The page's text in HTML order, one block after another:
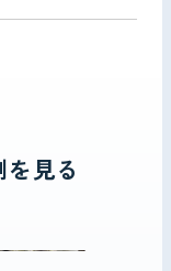
見る